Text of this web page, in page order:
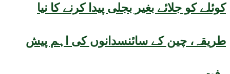
کوئلے کو جلائے بغیر بجلی پیدا کرنے کا نیا
طریقہ، چین کے سائنسدانوں کی اہم پیش